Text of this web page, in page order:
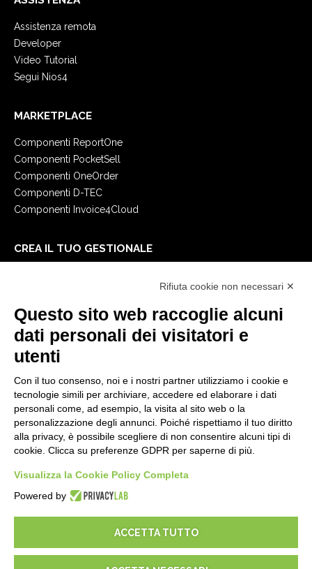
Assistenza remota
Developer
Video Tutorial
Segui Nios4
MARKETPLACE
Componenti ReportOne
Componenti PocketSell
Componenti OneOrder
Componenti D-TEC
Componenti Invoice4Cloud
CREA IL TUO GESTIONALE
E-Book
Blog
NOTE LEGALI
Informative Privacy
Security Policy
Documentazione contrattuale e GDPR
Condizioni generali di fornitura
Condizioni di vendita
Condizioni del servizio di supporto
Impostazioni cookie
Rifiuta cookie non necessari ✕
Questo sito web raccoglie alcuni
dati personali dei visitatori e
utenti
Con il tuo consenso, noi e i nostri partner utilizziamo i cookie e
tecnologie simili per archiviare, accedere ed elaborare i dati
personali come, ad esempio, la visita al sito web o la
personalizzazione degli annunci. Poiché rispettiamo il tuo diritto
alla privacy, è possibile scegliere di non consentire alcuni tipi di
cookie. Clicca su preferenze GDPR per saperne di più.
Visualizza la Cookie Policy Completa
Powered by
ACCETTA TUTTO